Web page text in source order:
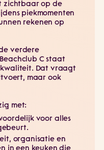
zichtbaar op de
piekmomenten
rekenen op
verdere
C staat
Dat vraagt
maar ook
met:
voor alles
organisatie en